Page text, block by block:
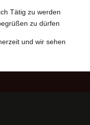
Tätig zu werden
zu dürfen
und wir sehen